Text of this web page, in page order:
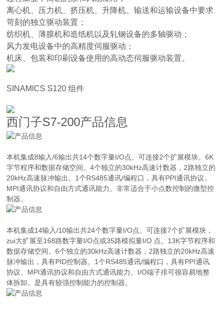
离心机、压力机、挤压机、升降机、输送和运输设备中要求
苛刻的独立驱动装置；
纺织机、薄膜机和造纸机以及轧钢设备的多轴驱动；
风力发电设备中的高精度伺服驱动；
机床、包装和印刷设备使用的高动态伺服驱动装置。
SINAMICS S120 组件
西门子S7-200产品信息
本机集成8输入/6输出共14个数字量I/O点。可连接2个扩展模块。6K
字节程序和数据存储空间。4个独立的30kHz高速计数器，2路独立的
20kHz高速脉冲输出。1个RS485通讯/编程口，具有PPI通讯协议、
MPI通讯协议和自由方式通讯能力。非常适合于小点数控制的微型控
制器。
本机集成14输入/10输出共24个数字量I/O点。可连接7个扩展模块，
zui大扩展至168路数字量I/O点或35路模拟量I/O 点。13K字节程序和
数据存储空间。6个独立的30kHz高速计数器，2路独立的20kHz高速
脉冲输出，具有PID控制器。1个RS485通讯/编程口，具有PPI通讯
协议、MPI通讯协议和自由方式通讯能力。I/O端子排可很容易地整
体拆卸。是具有较强控制能力的控制器。